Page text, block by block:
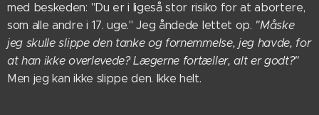
med beskeden: "Du er i ligeså stor risiko for at abortere,
som alle andre i 17. uge." Jeg åndede lettet op. "Måske
jeg skulle slippe den tanke og fornemmelse, jeg havde, for
at han ikke overlevede? Lægerne fortæller, alt er godt?"
Men jeg kan ikke slippe den. Ikke helt.